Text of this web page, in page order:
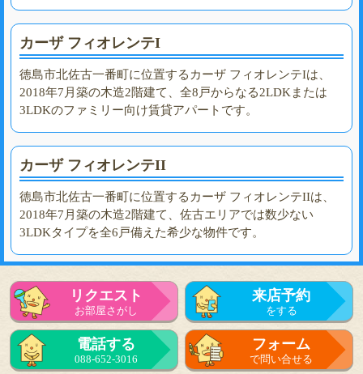
カーザ フィオレンテI
徳島市北佐古一番町に位置するカーザ フィオレンテIは、
2018年7月築の木造2階建て、全8戸からなる2LDKまたは
3LDKのファミリー向け賃貸アパートです。
カーザ フィオレンテII
徳島市北佐古一番町に位置するカーザ フィオレンテIIは、
2018年7月築の木造2階建て、佐古エリアでは数少ない
3LDKタイプを全6戸備えた希少な物件です。
リクエスト
お部屋さがし
来店予約
をする
電話する
088-652-3016
フォーム
で問い合せる